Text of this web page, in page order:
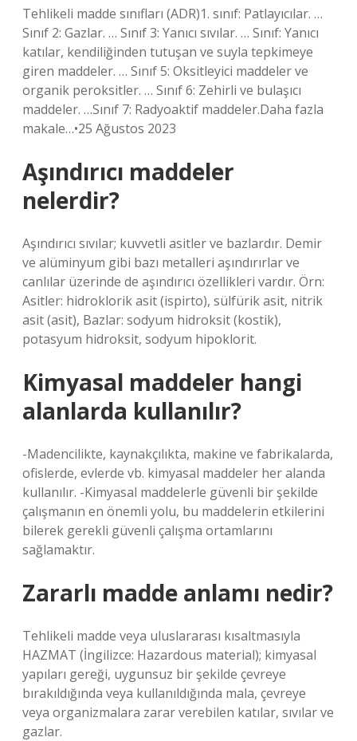
Tehlikeli madde sınıfları (ADR)1. sınıf: Patlayıcılar. …
Sınıf 2: Gazlar. … Sınıf 3: Yanıcı sıvılar. … Sınıf: Yanıcı
katılar, kendiliğinden tutuşan ve suyla tepkimeye
giren maddeler. … Sınıf 5: Oksitleyici maddeler ve
organik peroksitler. … Sınıf 6: Zehirli ve bulaşıcı
maddeler. …Sınıf 7: Radyoaktif maddeler.Daha fazla
makale…•25 Ağustos 2023
Aşındırıcı maddeler
nelerdir?
Aşındırıcı sıvılar; kuvvetli asitler ve bazlardır. Demir
ve alüminyum gibi bazı metalleri aşındırırlar ve
canlılar üzerinde de aşındırıcı özellikleri vardır. Örn:
Asitler: hidroklorik asit (ispirto), sülfürik asit, nitrik
asit (asit), Bazlar: sodyum hidroksit (kostik),
potasyum hidroksit, sodyum hipoklorit.
Kimyasal maddeler hangi
alanlarda kullanılır?
-Madencilikte, kaynakçılıkta, makine ve fabrikalarda,
ofislerde, evlerde vb. kimyasal maddeler her alanda
kullanılır. -Kimyasal maddelerle güvenli bir şekilde
çalışmanın en önemli yolu, bu maddelerin etkilerini
bilerek gerekli güvenli çalışma ortamlarını
sağlamaktır.
Zararlı madde anlamı nedir?
Tehlikeli madde veya uluslararası kısaltmasıyla
HAZMAT (İngilizce: Hazardous material); kimyasal
yapıları gereği, uygunsuz bir şekilde çevreye
bırakıldığında veya kullanıldığında mala, çevreye
veya organizmalara zarar verebilen katılar, sıvılar ve
gazlar.